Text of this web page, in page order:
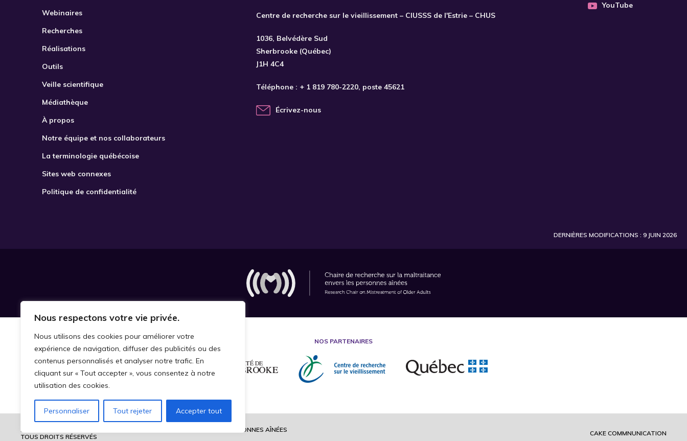
Nous respectons votre vie privée.
Nous utilisons des cookies pour améliorer votre
expérience de navigation, diffuser des publicités ou des
contenus personnalisés et analyser notre trafic. En
cliquant sur « Tout accepter », vous consentez à notre
utilisation des cookies.
Personnaliser Tout rejeter Accepter tout
Webinaires
Recherches
Réalisations
Outils
Veille scientifique
Médiathèque
À propos
Notre équipe et nos collaborateurs
La terminologie québécoise
Sites web connexes
Politique de confidentialité
Centre de recherche sur le vieillissement – CIUSSS de l'Estrie – CHUS
1036, Belvédère Sud
Sherbrooke (Québec)
J1H 4C4
Téléphone : + 1 819 780-2220, poste 45621
Écrivez-nous
YouTube
DERNIÈRES MODIFICATIONS : 9 JUIN 2026
NOS PARTENAIRES
2026 © CHAIRE DE RECHERCHE SUR LA MALTRAITANCE ENVERS LES PERSONNES AÎNÉES
TOUS DROITS RÉSERVÉS
CAKE COMMNUNICATION